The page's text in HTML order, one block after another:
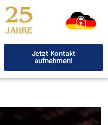
Jetzt Kontakt
aufnehmen!